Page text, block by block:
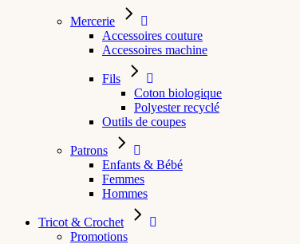
Mercerie
Accessoires couture
Accessoires machine
Fils
Coton biologique
Polyester recyclé
Outils de coupes
Patrons
Enfants & Bébé
Femmes
Hommes
Tricot & Crochet
Promotions